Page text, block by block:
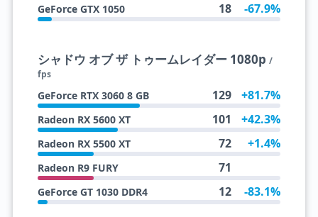
GeForce GTX 1050 18 -67.9%
シャドウ オブ ザ トゥームレイダー 1080p /
fps
GeForce RTX 3060 8 GB 129 +81.7%
Radeon RX 5600 XT 101 +42.3%
Radeon RX 5500 XT 72 +1.4%
Radeon R9 FURY 71
GeForce GT 1030 DDR4 12 -83.1%